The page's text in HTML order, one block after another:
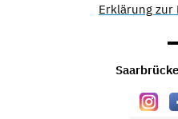
Erklärung